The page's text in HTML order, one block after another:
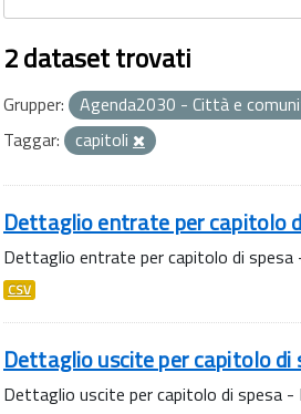
2 dataset trovati
Grupper:
Agenda2030 - Città e
Taggar:
capitoli
Dettaglio entrate per capitolo
Dettaglio entrate per capitolo di
CSV
Dettaglio uscite per capitolo di
Dettaglio uscite per capitolo di spesa